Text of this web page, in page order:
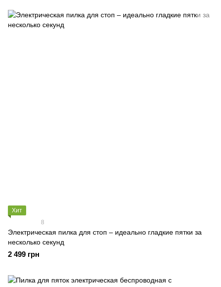
Хит
8
Электрическая пилка для стоп – идеально гладкие пятки за
несколько секунд
2 499 грн